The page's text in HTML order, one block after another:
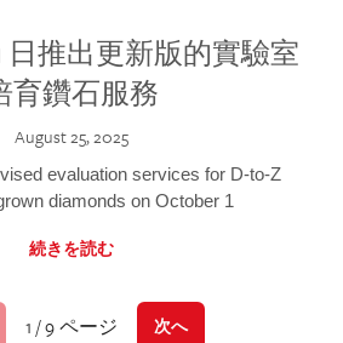
日推出更新版的實驗室
育鑽石服務
August 25, 2025
evaluation services for D-to-Z
diamonds on October 1
続きを読む
1 / 9 ページ 次へ